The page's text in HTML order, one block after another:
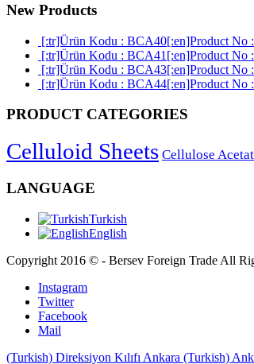
New Products
[:tr]Ürün Kodu : BCA40[:en]Product No
[:tr]Ürün Kodu : BCA41[:en]Product No
[:tr]Ürün Kodu : BCA43[:en]Product No
[:tr]Ürün Kodu : BCA44[:en]Product No
PRODUCT CATEGORIES
Celluloid Sheets Cellulose
LANGUAGE
Turkish
English
Copyright 2016 © - Bersev Foreign Trade All
Instagram
Twitter
Facebook
Mail
(Turkish) Direksiyon Kılıfı Ankara (Turkish)